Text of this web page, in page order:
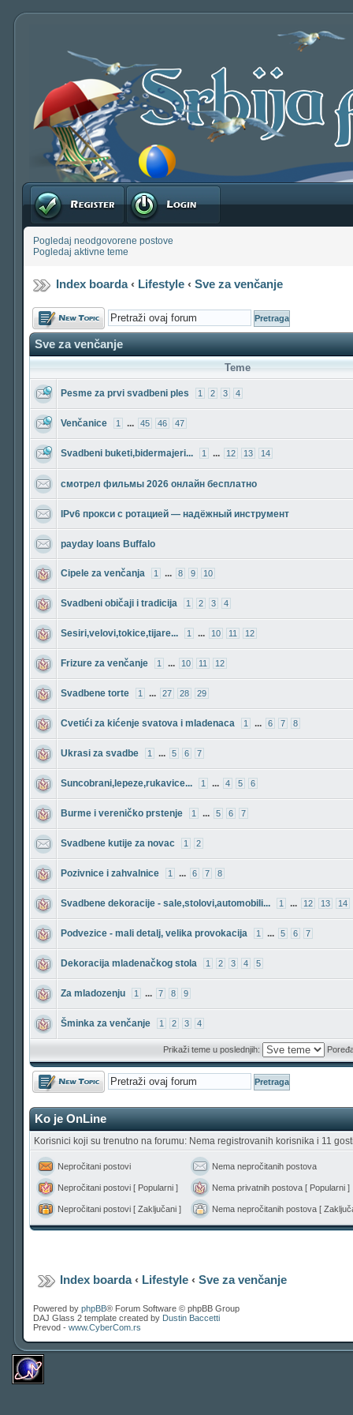
Registruj se Prijavite se
Pogledaj neodgovorene postove
Pogledaj aktivne teme
Index boarda‹ Lifestyle‹ Sve za venčanje
Počni novu temu
Sve za venčanje
Teme
Pesme za prvi svadbeni ples 1 2 3 4
Venčanice 1 ... 45 46 47
Svadbeni buketi,bidermajeri... 1 ... 12 13 14
смотрел фильмы 2026 онлайн бесплатно
IPv6 прокси с ротацией — надёжный инструмент
payday loans Buffalo
Cipele za venčanja 1 ... 8 9 10
Svadbeni običaji i tradicija 1 2 3 4
Sesiri,velovi,tokice,tijare... 1 ... 10 11 12
Frizure za venčanje 1 ... 10 11 12
Svadbene torte 1 ... 27 28 29
Cvetići za kićenje svatova i mladenaca 1 ... 6 7 8
Ukrasi za svadbe 1 ... 5 6 7
Suncobrani,lepeze,rukavice... 1 ... 4 5 6
Burme i vereničko prstenje 1 ... 5 6 7
Svadbene kutije za novac 1 2
Pozivnice i zahvalnice 1 ... 6 7 8
Svadbene dekoracije - sale,stolovi,automobili... 1 ... 12 13 14
Podvezice - mali detalj, velika provokacija 1 ... 5 6 7
Dekoracija mladenačkog stola 1 2 3 4 5
Za mladozenju 1 ... 7 8 9
Šminka za venčanje 1 2 3 4
Prikaži teme u poslednjih:
Počni novu temu
Ko je OnLine
Korisnici koji su trenutno na forumu: Nema registrovanih korisnika i 11
Nepročitani postovi Nema nepročitanih postova
Nepročitani postovi [ Popularni ] Nema privatnih postova [ Popularni ]
Nepročitani postovi [ Zaključani ] Nema nepročitanih postova [
Index boarda‹ Lifestyle ‹Sve za venčanje
Powered by phpBB® Forum Software © phpBB Group
DAJ Glass 2 template created by Dustin Baccetti
Prevod - www.CyberCom.rs